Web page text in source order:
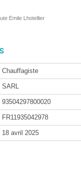
Emile Lhotellier
Chauffagiste
SARL
93504297800020
FR11935042978
18 avril 2025